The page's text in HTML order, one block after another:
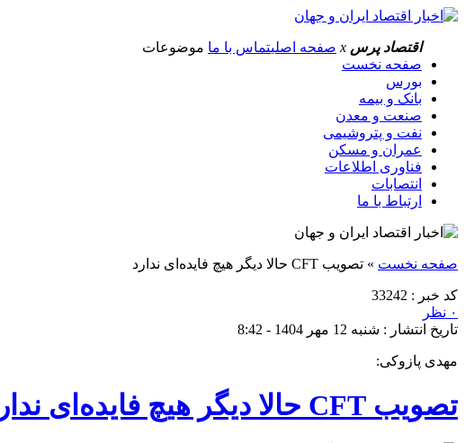
اقتصاد پرس x صفحه اصلیتماس با ما موضوعات
صفحه نخست
بورس
بانک و بیمه
صنعت و معدن
نفت و پتروشیمی
عمران و مسکن
فناوری اطلاعات
انتصابات
ارتباط با ما
صفحه نخست » تصویب CFT حالا دیگر هیچ فایده‌ای ندارد
کد خبر : 33242
۰ نظر
تاریخ انتشار : شنبه 12 مهر 1404 - 8:42
مهدی پازوکی:
تصویب CFT حالا دیگر هیچ فایده‌ای ندارد